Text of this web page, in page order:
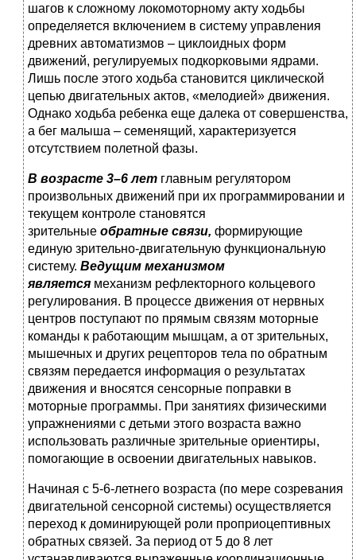
шагов к сложному локомоторному акту ходьбы
определяется включением в систему управления
древних автоматизмов – циклоидных форм
движений, регулируемых подкорковыми ядрами.
Лишь после этого ходьба становится циклической
цепью двигательных актов, «мелодией» движения.
Однако ходьба ребенка еще далека от совершенства,
а бег малыша – семенящий, характеризуется
отсутствием полетной фазы.
В возрасте 3–6 лет главным регулятором
произвольных движений при их программировании и
текущем контроле становятся
зрительные обратные связи, формирующие
единую зрительно-двигательную функциональную
систему. Ведущим механизмом
является механизм рефлекторного кольцевого
регулирования. В процессе движения от нервных
центров поступают по прямым связям моторные
команды к работающим мышцам, а от зрительных,
мышечных и других рецепторов тела по обратным
связям передается информация о результатах
движения и вносятся сенсорные поправки в
моторные программы. При занятиях физическими
упражнениями с детьми этого возраста важно
использовать различные зрительные ориентиры,
помогающие в освоении двигательных навыков.
Начиная с 5-6-летнего возраста (по мере созревания
двигательной сенсорной системы) осуществляется
переход к доминирующей роли проприоцептивных
обратных связей. За период от 5 до 8 лет